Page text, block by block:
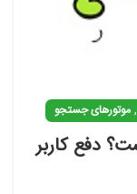
,موتورهای جستجو